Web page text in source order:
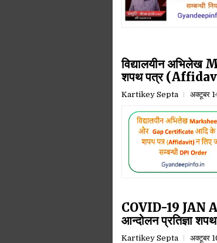
विद्यालयीन
शपथ पत्र
Kartikey Septa अक्टूबर
COVID-19 JAN
आन्दोलन प्रतिज्ञा
Kartikey Septa अक्टूबर